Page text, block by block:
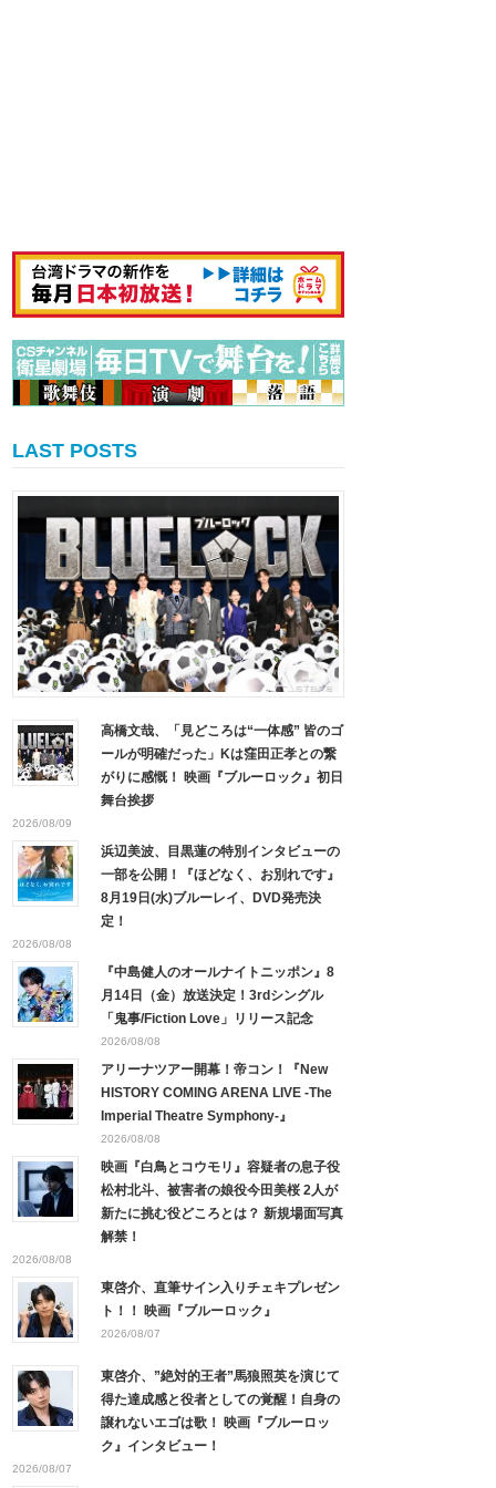
LAST POSTS
高橋文哉、「見どころは“一体感” 皆のゴ
ールが明確だった」Kは窪田正孝との繋
がりに感慨！ 映画『ブルーロック』初日
舞台挨拶
2026/08/09
浜辺美波、目黒蓮の特別インタビューの
一部を公開！『ほどなく、お別れです』
8月19日(水)ブルーレイ、DVD発売決
定！
2026/08/08
『中島健人のオールナイトニッポン』8
月14日（金）放送決定！3rdシングル
「鬼事/Fiction Love」リリース記念
2026/08/08
アリーナツアー開幕！帝コン！『New
HISTORY COMING ARENA LIVE -The
Imperial Theatre Symphony-』
2026/08/08
映画『白鳥とコウモリ』容疑者の息子役
松村北斗、被害者の娘役今田美桜 2人が
新たに挑む役どころとは？ 新規場面写真
解禁！
2026/08/08
東啓介、直筆サイン入りチェキプレゼン
ト！！ 映画『ブルーロック』
2026/08/07
東啓介、”絶対的王者”馬狼照英を演じて
得た達成感と役者としての覚醒！自身の
譲れないエゴは歌！ 映画『ブルーロッ
ク』インタビュー！
2026/08/07